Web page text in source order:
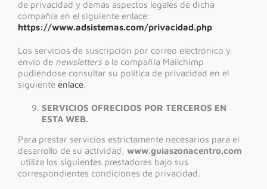
de privacidad y demás aspectos legales de dicha
compañía en el siguiente enlace:
https://www.adsistemas.com/privacidad.php
Los servicios de suscripción por correo electrónico y
envío de newslettersa la compañía Mailchimp
pudiéndose consultar su política de privacidad en el
siguiente enlace.
SERVICIOS OFRECIDOS POR TERCEROS EN
ESTA WEB.
Para prestar servicios estrictamente necesarios para el
desarrollo de su actividad, www.guiaszonacentro.com
utiliza los siguientes prestadores bajo sus
correspondientes condiciones de privacidad.